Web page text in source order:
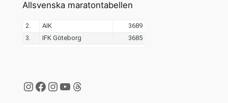
Allsvenska maratontabellen
Instagram
Facebook
Instagram
YouTube
Threads